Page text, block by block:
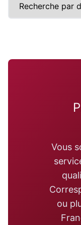
Vous
ou